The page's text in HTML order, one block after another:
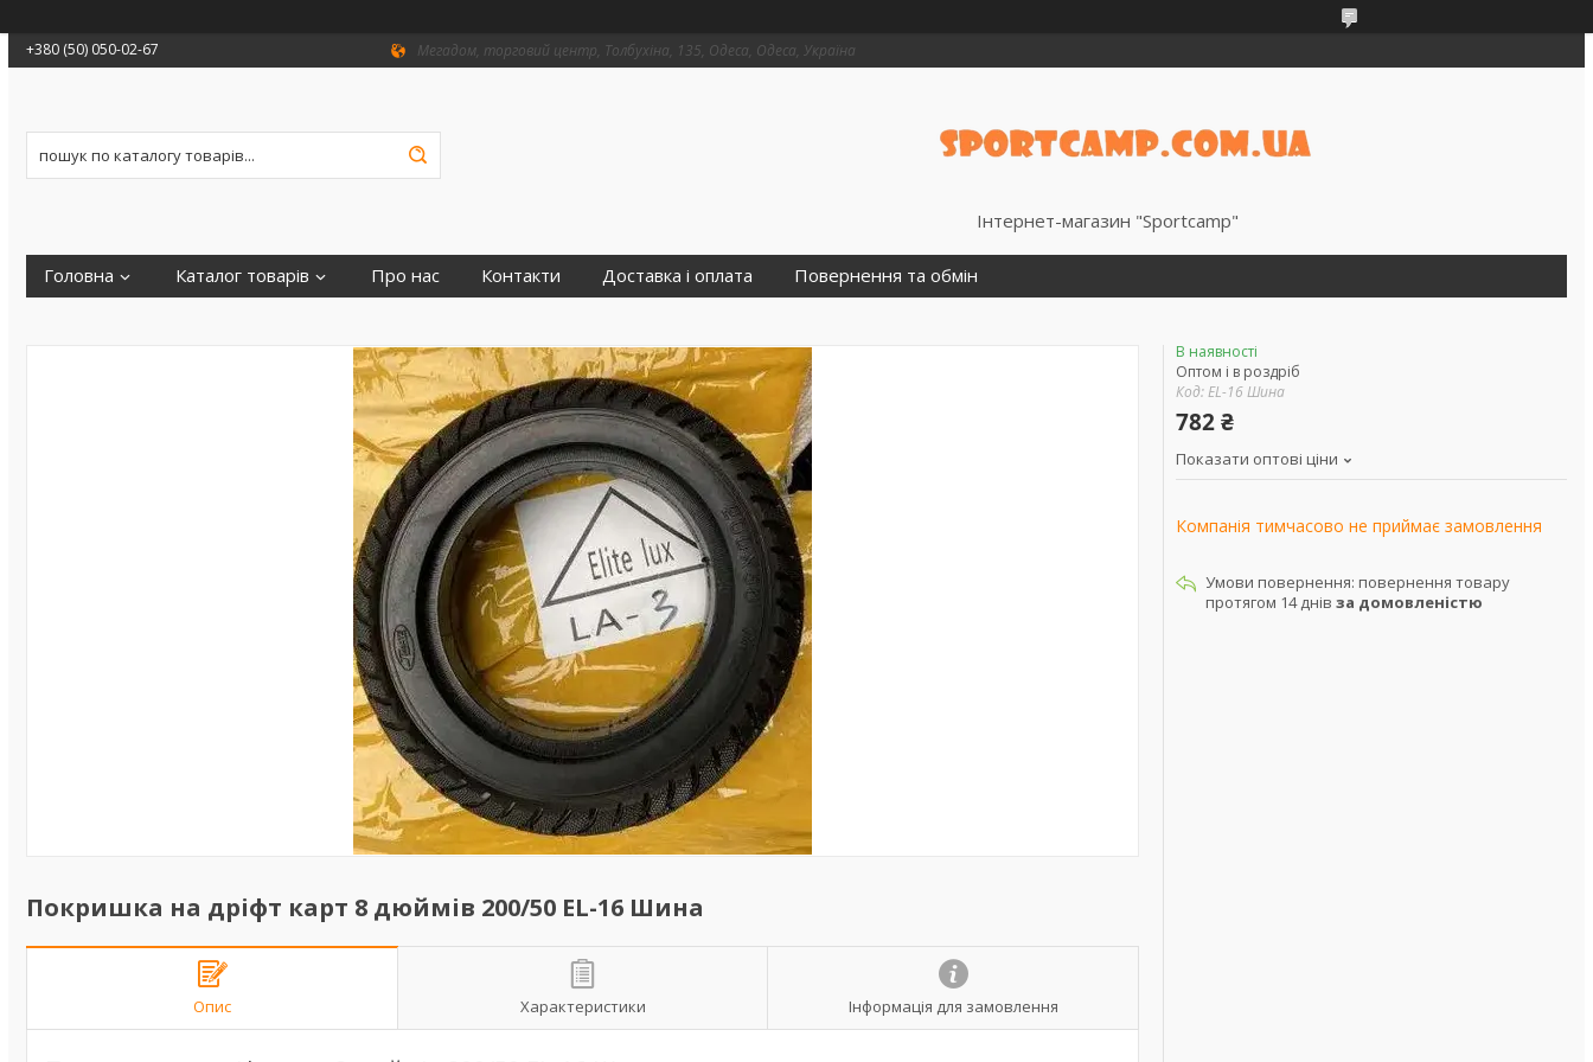
+380 (50) 050-02-67 Мегадом, торговий центр, Толбухіна, 135, Одеса, Одеса, Україна
Інтернет-магазин "Sportcamp"
Головна Каталог товарів Про нас Контакти Доставка і оплата Повернення та обмін
Покришка на дріфт карт 8 дюймів 200/50 EL-16 Шина
Опис Характеристики Інформація для замовлення
В наявності
Оптом і в роздріб
Код:EL-16 Шина
782 ₴
Показати оптові ціни
Компанія тимчасово не приймає замовлення
повернення товару
протягом 14 днів за домовленістю